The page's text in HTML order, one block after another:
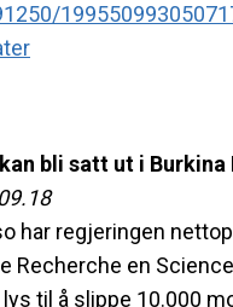
bli satt ut i Burkina
har regjeringen
Recherche en
lys til å slippe 10.000